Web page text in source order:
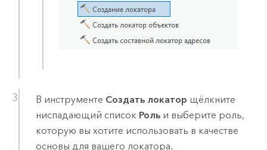
В инструменте Создать локатор щёлкните
ниспадающий список Рольи выберите роль,
которую вы хотите использовать в качестве
основы для вашего локатора.